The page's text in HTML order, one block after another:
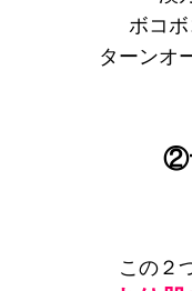
ボコボ
ターンオ
②
この２